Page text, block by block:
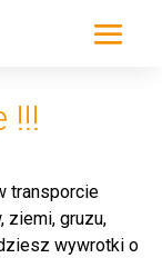
!!!
transporcie
ziemi, gruzu,
wywrotki o